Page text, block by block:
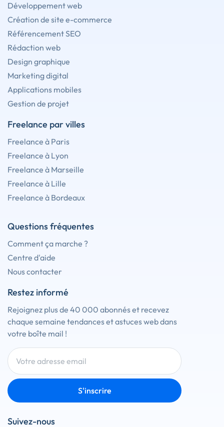
Développement web
Création de site e-commerce
Référencement SEO
Rédaction web
Design graphique
Marketing digital
Applications mobiles
Gestion de projet
Freelance par villes
Freelance à Paris
Freelance à Lyon
Freelance à Marseille
Freelance à Lille
Freelance à Bordeaux
Questions fréquentes
Comment ça marche ?
Centre d'aide
Nous contacter
Restez informé
Rejoignez plus de 40 000 abonnés et recevez
chaque semaine tendances et astuces web dans
votre boîte mail !
S'inscrire
Suivez-nous